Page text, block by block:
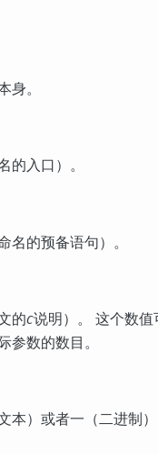
。
入口）。
的预备语句）。
的C说明）。 这个数
数的数目。
）或者一（二进制）